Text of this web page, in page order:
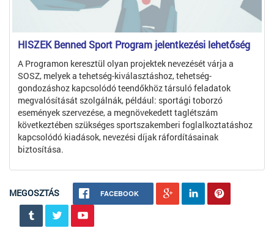
HISZEK Benned Sport Program jelentkezési lehetőség
A Programon keresztül olyan projektek nevezését várja a
SOSZ, melyek a tehetség-kiválasztáshoz, tehetség-
gondozáshoz kapcsolódó teendőkhöz társuló feladatok
megvalósítását szolgálnák, például: sportági toborzó
események szervezése, a megnövekedett taglétszám
következtében szükséges sportszakemberi foglalkoztatáshoz
kapcsolódó kiadások, nevezési díjak ráfordításainak
biztosítása.
MEGOSZTÁS FACEBOOK